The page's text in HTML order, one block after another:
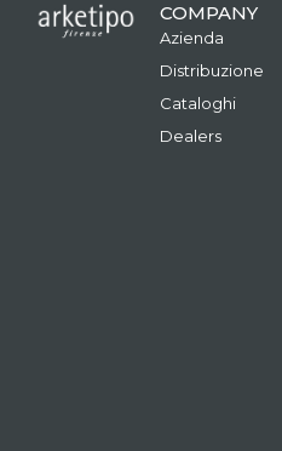
COMPANY
Azienda
Distribuzione
Cataloghi
Dealers